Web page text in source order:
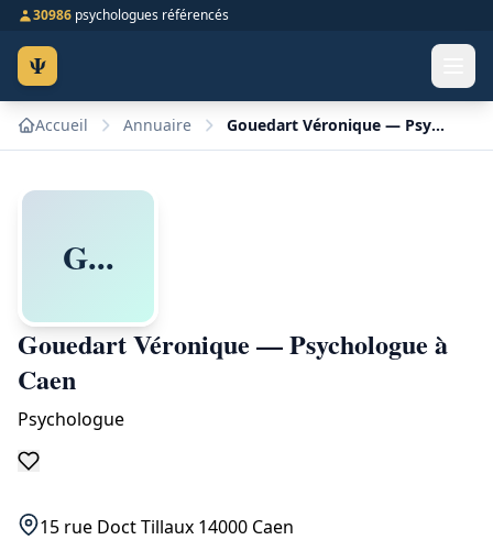
30986 psychologues référencés
Ψ
Accueil Annuaire Gouedart Véronique — Psychologue à Caen
G...
Gouedart Véronique — Psychologue à
Caen
Psychologue
15 rue Doct Tillaux 14000 Caen